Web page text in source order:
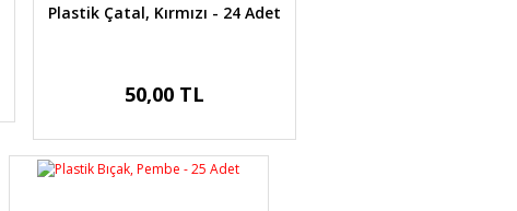
Plastik Çatal, Kırmızı - 24 Adet
50,00 TL